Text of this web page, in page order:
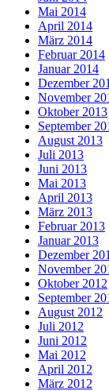
Mai 2014
April 2014
März 2014
Februar 2014
Januar 2014
Dezember
November
Oktober 2013
September
August 2013
Juli 2013
Juni 2013
Mai 2013
April 2013
März 2013
Februar 2013
Januar 2013
Dezember
November
Oktober 2012
September
August 2012
Juli 2012
Juni 2012
Mai 2012
April 2012
März 2012